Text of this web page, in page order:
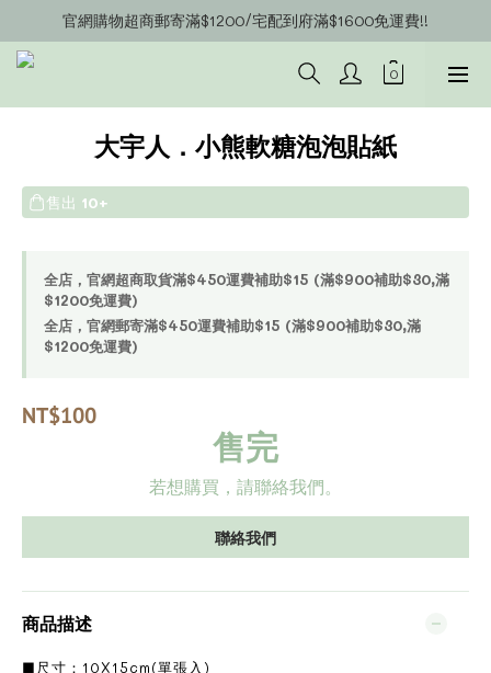
官網會員募集中~立即註冊即可獲得購物金$20!!!
官網購物超商郵寄滿$1200/宅配到府滿$1600免運費!!
官網會員募集中~立即註冊即可獲得購物金$20!!!
大宇人．小熊軟糖泡泡貼紙
售出 10+
全店，官網超商取貨滿$450運費補助$15 (滿$900補助$30,滿
$1200免運費)
全店，官網郵寄滿$450運費補助$15 (滿$900補助$30,滿
$1200免運費)
NT$100
售完
若想購買，請聯絡我們。
聯絡我們
商品描述
■尺寸：10X15cm(單張入)